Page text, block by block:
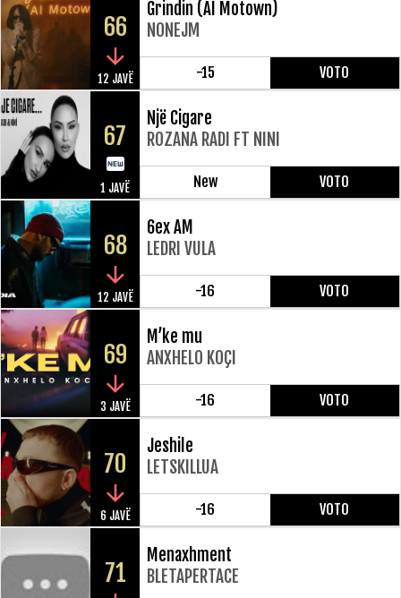
66
12 JAVË
Grindin (AI Motown)
NONEJM
-15 VOTO
67
1 JAVË
Një Cigare
ROZANA RADI FT NINI
New VOTO
68
12 JAVË
6ex AM
LEDRI VULA
-16 VOTO
69
3 JAVË
M’ke mu
ANXHELO KOÇI
-16 VOTO
70
6 JAVË
Jeshile
LETSKILLUA
-16 VOTO
71
Menaxhment
BLETAPERTACE